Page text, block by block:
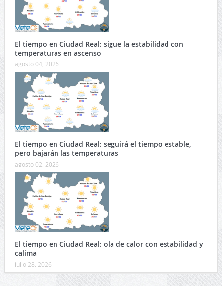
El tiempo en Ciudad Real: sigue la estabilidad con
temperaturas en ascenso
agosto 04, 2026
El tiempo en Ciudad Real: seguirá el tiempo estable,
pero bajarán las temperaturas
agosto 02, 2026
El tiempo en Ciudad Real: ola de calor con estabilidad y
calima
julio 28, 2026